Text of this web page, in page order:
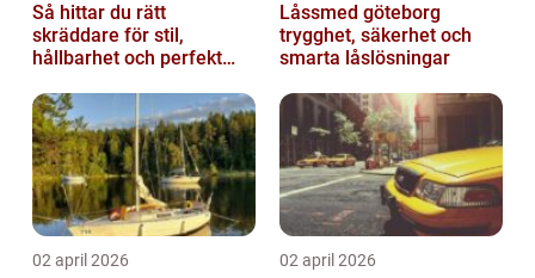
Så hittar du rätt
skräddare för stil,
hållbarhet och perfekt
Låssmed göteborg
trygghet, säkerhet och
smarta låslösningar
02 april 2026 02 april 2026